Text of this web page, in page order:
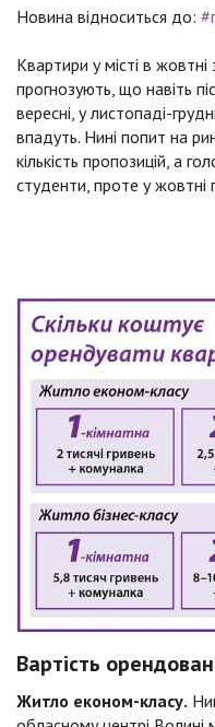
Новина відноситься до:
Квартири у місті в жовтні
прогнозують, що навіть
вересні, у листопаді-
впадуть. Нині попит на
кількість пропозицій, а
студенти, проте у
Вартість
Житло економ-класу.